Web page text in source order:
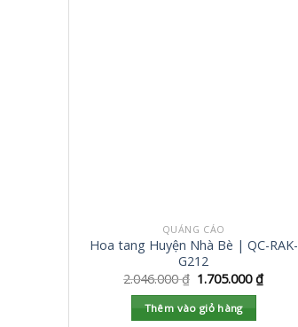
QUẢNG CÁO
Hoa tang Huyện Nhà Bè | QC-RAK-
G212
2.046.000₫ 1.705.000₫
Thêm vào giỏ hàng